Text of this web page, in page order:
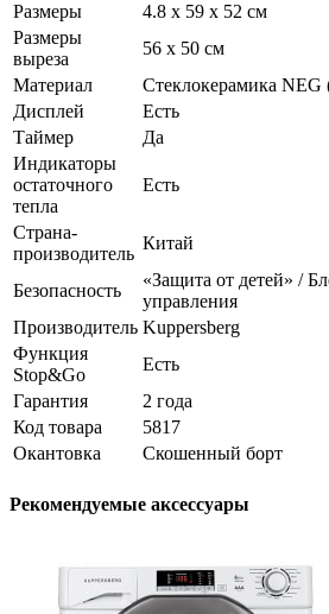
Размеры
4.8 x 59 x 52 см
Размеры
выреза
56 х 50 см
Материал
Стеклокерамика NEG
Дисплей
Есть
Таймер
Да
Индикаторы
остаточного
тепла
Есть
Страна-
производитель
Китай
Безопасность
«Защита от детей» /
управления
Производитель Kuppersberg
Функция
Stop&Go
Есть
Гарантия
2 года
Код товара
5817
Окантовка
Скошенный борт
Рекомендуемые аксессуары